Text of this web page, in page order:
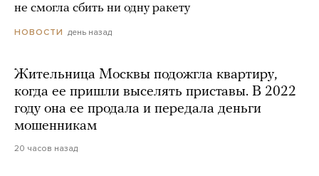
не смогла сбить ни одну ракету
НОВОСТИ день назад
Жительница Москвы подожгла квартиру,
когда ее пришли выселять приставы. В 2022
году она ее продала и передала деньги
мошенникам
20 часов назад